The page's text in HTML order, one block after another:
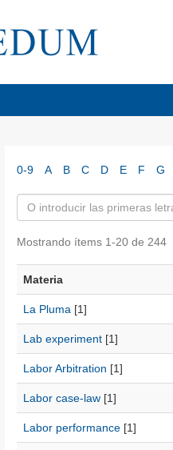
0-9 A B C D E F G
Mostrando ítems 1-20 de 244
Materia
La Pluma [1]
Lab experiment[1]
Labor Arbitration [1]
Labor case-law[1]
Labor performance[1]